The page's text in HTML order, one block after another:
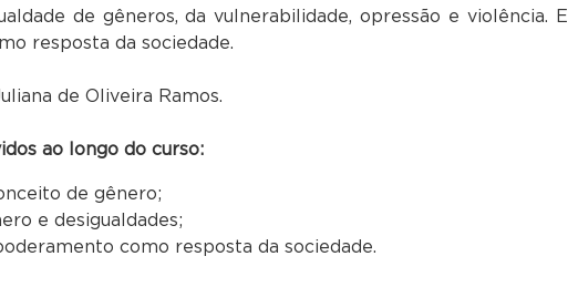
de gêneros, da vulnerabilidade, opressão e violência. E
resposta da sociedade.
de Oliveira Ramos.
ao longo do curso:
de gênero;
e desigualdades;
como resposta da sociedade.